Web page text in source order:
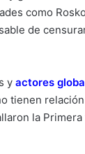
como
de
y actores
tienen
la Primera